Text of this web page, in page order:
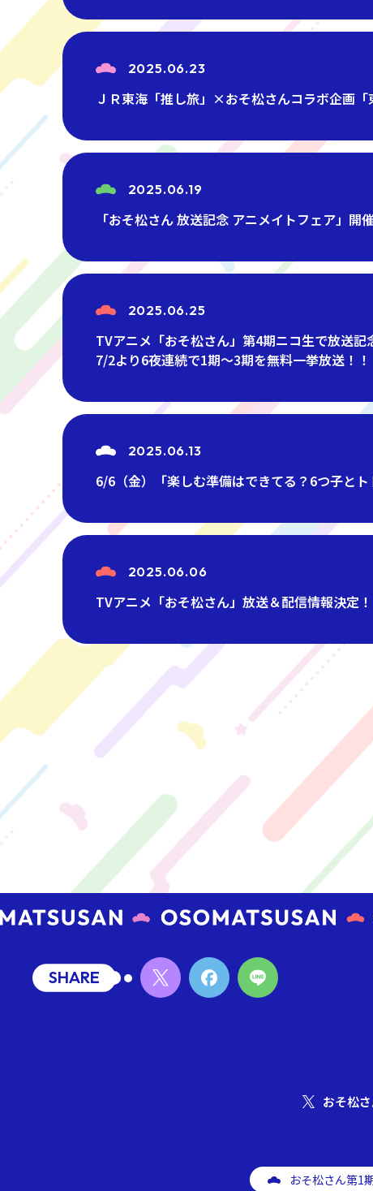
2025.06.23
ＪＲ東海「推し旅」×おそ松さんコラボ企画
2025.06.19
「おそ松さん 放送記念 アニメイトフェア」開
2025.06.25
TVアニメ「おそ松さん」第4期ニコ生で放送記
7/2より6夜連続で1期～3期を無料一挙放送！！
2025.06.13
6/6（金）「楽しむ準備はできてる？6つ子と
2025.06.06
TVアニメ「おそ松さん」放送＆配信情報決定
おそ松
おそ松さん第1
SHARE